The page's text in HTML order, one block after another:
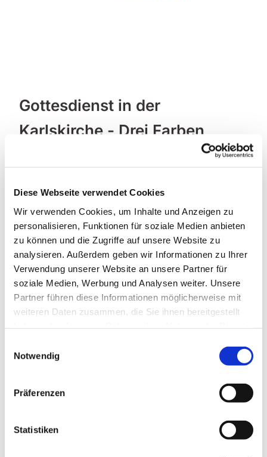
Diese Webseite verwendet Cookies
Wir verwenden Cookies, um Inhalte und Anzeigen zu
personalisieren, Funktionen für soziale Medien anbieten
zu können und die Zugriffe auf unsere Website zu
analysieren. Außerdem geben wir Informationen zu Ihrer
Verwendung unserer Website an unsere Partner für
soziale Medien, Werbung und Analysen weiter. Unsere
Partner führen diese Informationen möglicherweise mit
weiteren Daten zusammen, die Sie ihnen bereitgestellt
Notwendig
Präferenzen
Statistiken
Gottesdienst in der
Karlskirche - Drei Farben
Sonntag, 30. August 2026, 18:00
Karlskirche, Karlsplatz, 34117 Kassel